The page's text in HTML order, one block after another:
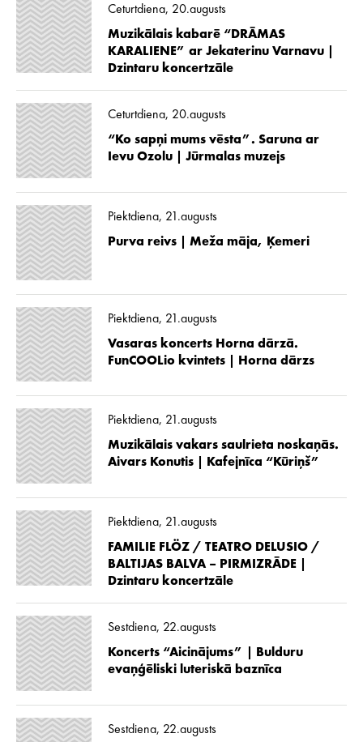
Ceturtdiena, 20.augusts
Muzikālais kabarē “DRĀMAS
KARALIENE” ar Jekaterinu Varnavu |
Dzintaru koncertzāle
Ceturtdiena, 20.augusts
“Ko sapņi mums vēsta”. Saruna ar
Ievu Ozolu | Jūrmalas muzejs
Piektdiena, 21.augusts
Purva reivs | Meža māja, Ķemeri
Piektdiena, 21.augusts
Vasaras koncerts Horna dārzā.
FunCOOLio kvintets | Horna dārzs
Piektdiena, 21.augusts
Muzikālais vakars saulrieta noskaņās.
Aivars Konutis | Kafejnīca “Kūriņš”
Piektdiena, 21.augusts
FAMILIE FLÖZ / TEATRO DELUSIO /
BALTIJAS BALVA – PIRMIZRĀDE |
Dzintaru koncertzāle
Sestdiena, 22.augusts
Koncerts “Aicinājums” | Bulduru
evaņģēliski luteriskā baznīca
Sestdiena, 22.augusts